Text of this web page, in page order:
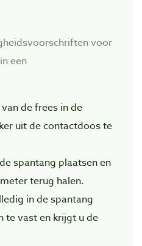
voor
een
de frees in de
uit de contactdoos te
spantang plaatsen en
terug halen.
in de spantang
te vast en krijgt u de